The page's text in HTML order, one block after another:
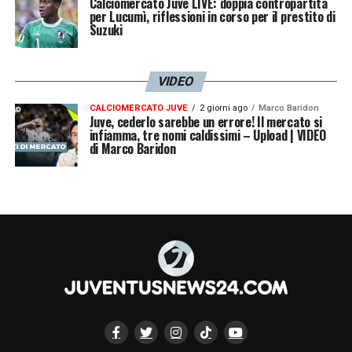
per Lucumì, riflessioni in corso per il prestito di
Suzuki
VIDEO
CALCIOMERCATO JUVE 2 giorni ago Marco Baridon
Juve, cederlo sarebbe un errore! Il mercato si
infiamma, tre nomi caldissimi – Upload | VIDEO
di Marco Baridon